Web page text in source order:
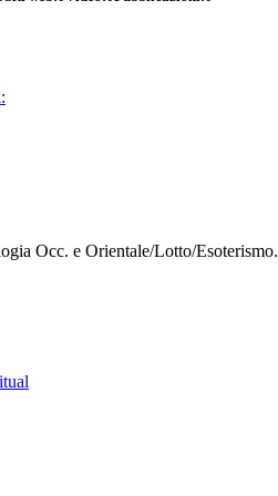
Occ. e Orientale/Lotto/Esoterismo.